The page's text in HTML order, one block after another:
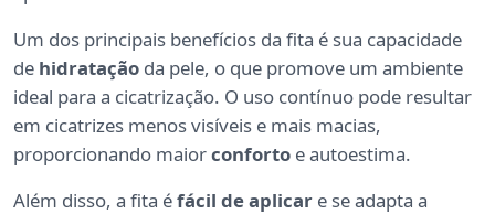
Um dos principais benefícios da fita é sua capacidade
de hidratação da pele, o que promove um ambiente
ideal para a cicatrização. O uso contínuo pode resultar
em cicatrizes menos visíveis e mais macias,
proporcionando maiorconforto e autoestima.
Além disso, a fita éfácil de aplicar e se adapta a